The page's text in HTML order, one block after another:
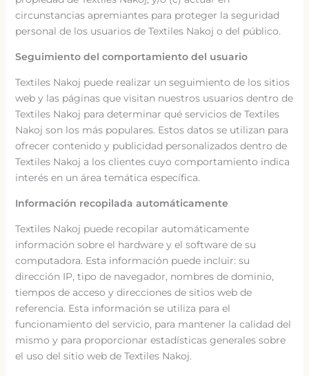
circunstancias apremiantes para proteger la seguridad
personal de los usuarios de Textiles Nakoj o del público.
Seguimiento del comportamiento del usuario
Textiles Nakoj puede realizar un seguimiento de los sitios
web y las páginas que visitan nuestros usuarios dentro de
Textiles Nakoj para determinar qué servicios de Textiles
Nakoj son los más populares. Estos datos se utilizan para
ofrecer contenido y publicidad personalizados dentro de
Textiles Nakoj a los clientes cuyo comportamiento indica
interés en un área temática específica.
Información recopilada automáticamente
Textiles Nakoj puede recopilar automáticamente
información sobre el hardware y el software de su
computadora. Esta información puede incluir: su
dirección IP, tipo de navegador, nombres de dominio,
tiempos de acceso y direcciones de sitios web de
referencia. Esta información se utiliza para el
funcionamiento del servicio, para mantener la calidad del
mismo y para proporcionar estadísticas generales sobre
el uso del sitio web de Textiles Nakoj.